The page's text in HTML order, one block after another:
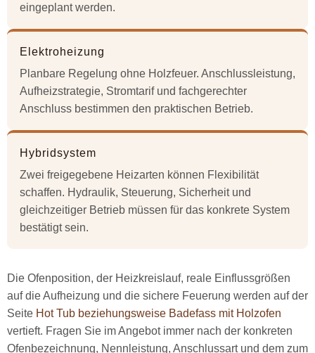
eingeplant werden.
Elektroheizung
Planbare Regelung ohne Holzfeuer. Anschlussleistung,
Aufheizstrategie, Stromtarif und fachgerechter
Anschluss bestimmen den praktischen Betrieb.
Hybridsystem
Zwei freigegebene Heizarten können Flexibilität
schaffen. Hydraulik, Steuerung, Sicherheit und
gleichzeitiger Betrieb müssen für das konkrete System
bestätigt sein.
Die Ofenposition, der Heizkreislauf, reale Einflussgrößen
auf die Aufheizung und die sichere Feuerung werden auf der
Seite Hot Tub beziehungsweise Badefass mit Holzofen
vertieft. Fragen Sie im Angebot immer nach der konkreten
Ofenbezeichnung, Nennleistung, Anschlussart und dem zum